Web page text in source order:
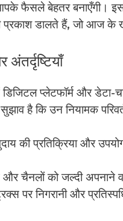
फैसले बेहतर बनाएँगी।
प्रकाश डालते हैं, जो आज के
प्लेटफॉर्म और डेटा-
सुझाव है कि उन नियामक
की प्रतिक्रिया और
चैनलों को जल्दी अपनाने
पर निगरानी और